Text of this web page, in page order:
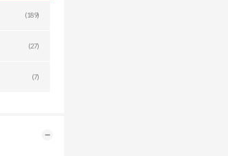
(189)
(27)
(7)